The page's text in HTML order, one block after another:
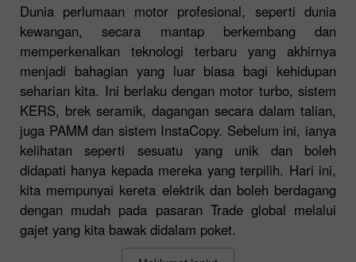
Dunia perlumaan motor profesional, seperti dunia
kewangan, secara mantap berkembang dan
memperkenalkan teknologi terbaru yang akhirnya
menjadi bahagian yang luar biasa bagi kehidupan
seharian kita. Ini berlaku dengan motor turbo, sistem
KERS, brek seramik, dagangan secara dalam talian,
juga PAMM dan sistem InstaCopy. Sebelum ini, ianya
kelihatan seperti sesuatu yang unik dan boleh
didapati hanya kepada mereka yang terpilih. Hari ini,
kita mempunyai kereta elektrik dan boleh berdagang
dengan mudah pada pasaran Trade global melalui
gajet yang kita bawak didalam poket.